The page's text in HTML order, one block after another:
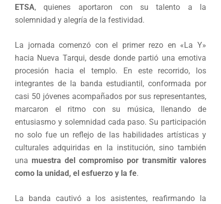
ETSA, quienes aportaron con su talento a la
solemnidad y alegría de la festividad.
La jornada comenzó con el primer rezo en «La Y»
hacia Nueva Tarqui, desde donde partió una emotiva
procesión hacia el templo. En este recorrido, los
integrantes de la banda estudiantil, conformada por
casi 50 jóvenes acompañados por sus representantes,
marcaron el ritmo con su música, llenando de
entusiasmo y solemnidad cada paso. Su participación
no solo fue un reflejo de las habilidades artísticas y
culturales adquiridas en la institución, sino también
una muestra del compromiso por transmitir valores
como la unidad, el esfuerzo y la fe.
La banda cautivó a los asistentes, reafirmando la